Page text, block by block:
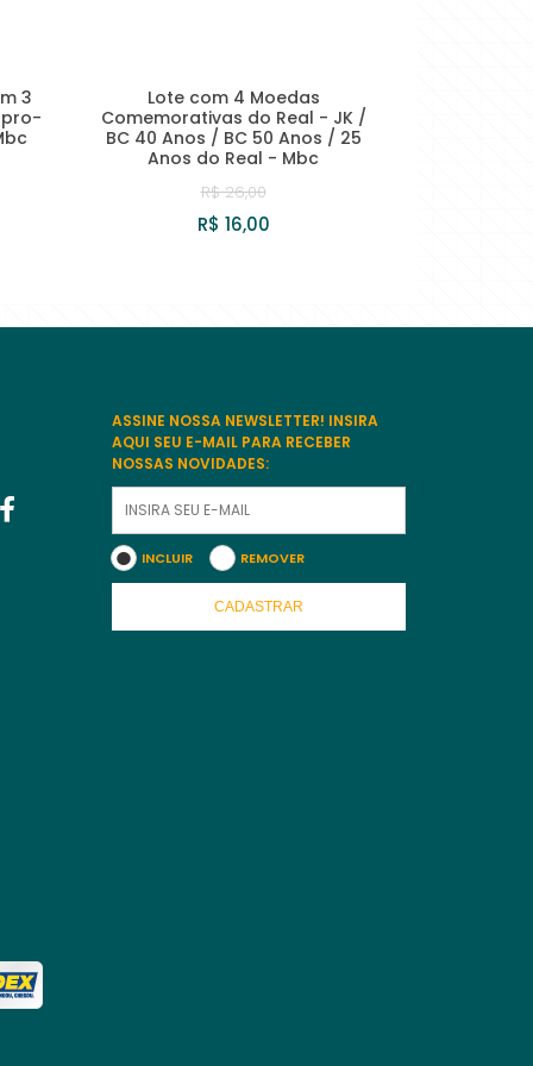
3
Lote com 4 Moedas
Comemorativas do Real - JK /
BC 40 Anos / BC 50 Anos / 25
Anos do Real - Mbc
R$ 26,00
R$ 16,00
ASSINE NOSSA NEWSLETTER! INSIRA
AQUI SEU E-MAIL PARA RECEBER
NOSSAS NOVIDADES:
INCLUIR REMOVER
CADASTRAR